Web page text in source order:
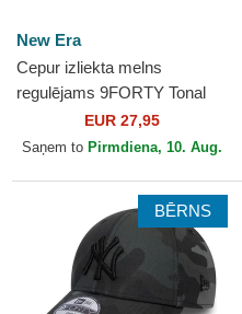
New Era
Cepur izliekta melns
regulējams 9FORTY Tonal
Icon no New York Yankees
MLB no New Era
EUR 27,95
Saņem to Pirmdiena, 10. Aug.
BĒRNS